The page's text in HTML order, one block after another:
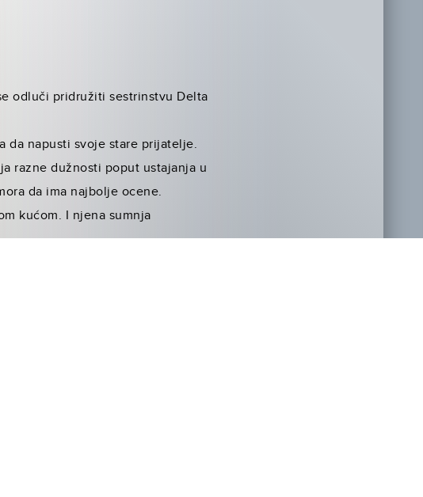
odluči pridružiti sestrinstvu Delta
da napusti svoje stare prijatelje.
razne dužnosti poput ustajanja u
da ima najbolje ocene.
kućom. I njena sumnja